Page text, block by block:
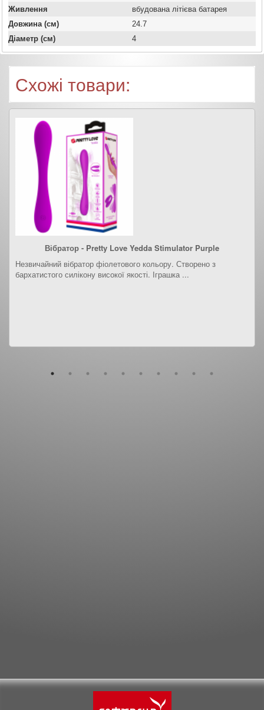
Живлення
вбудована літієва батарея
Довжина (см)
24.7
Діаметр (см)
4
Схожі товари:
Вібратор - Pretty Love Yedda Stimulator Purple
Незвичайний вібратор фіолетового кольору. Створено з
бархатистого силікону високої якості. Іграшка ...